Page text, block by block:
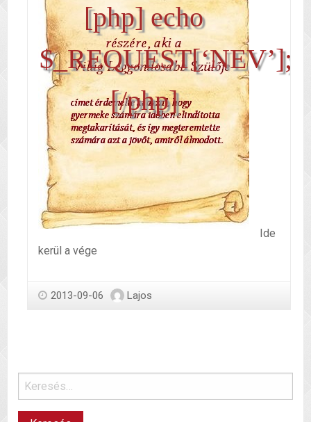
[php] echo
$_REQUEST[‘NEV’];
[/php]
Ide
kerül a vége
2013-09-06 Lajos